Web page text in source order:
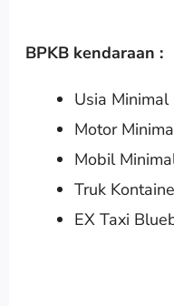
BPKB kendaraan :
Usia Minimal
Motor
Mobil
Truk
EX Taxi